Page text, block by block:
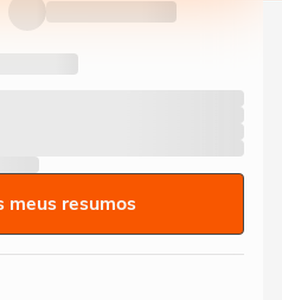
meus resumos